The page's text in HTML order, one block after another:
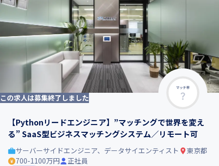
マッチ率
この求人は募集終了しました
【Pythonリードエンジニア】”マッチングで世界を変え
る” SaaS型ビジネスマッチングシステム／リモート可
サーバーサイドエンジニア、データサイエンティスト
東京都
700-1100万円
正社員